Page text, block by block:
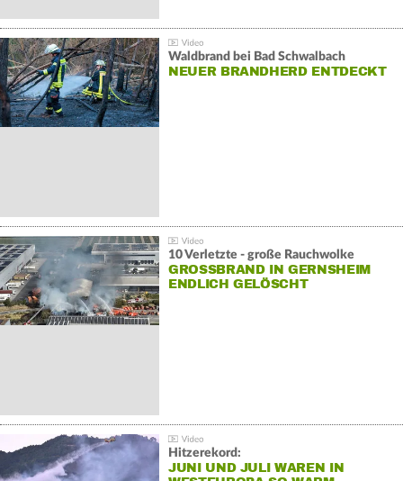
Waldbrand bei Bad Schwalbach
NEUER BRANDHERD ENTDECKT
10 Verletzte - große Rauchwolke
GROSSBRAND IN GERNSHEIM E
NDLICH GELÖSCHT
Hitzerekord:
JUNI UND JULI WAREN IN